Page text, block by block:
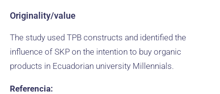
Originality/value
The study used TPB constructs and identified the
influence of SKP on the intention to buy organic
products in Ecuadorian university Millennials.
Referencia: